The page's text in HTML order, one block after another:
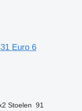
Euro 6
Stoelen 91